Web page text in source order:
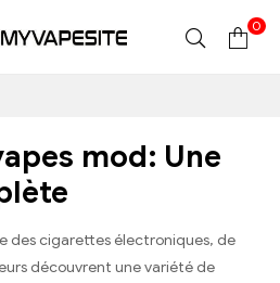
0
mod: Une
des cigarettes électroniques, de
découvrent une variété de